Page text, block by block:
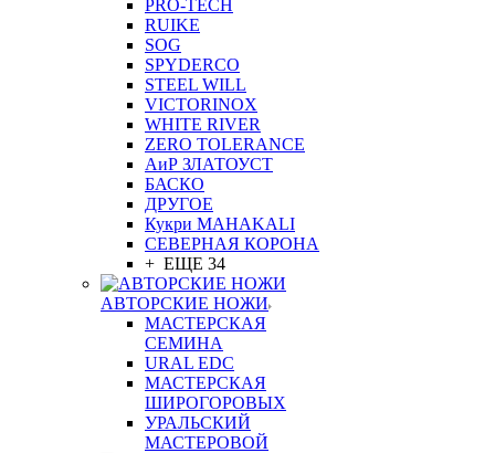
PRO-TECH
RUIKE
SOG
SPYDERCO
STEEL WILL
VICTORINOX
WHITE RIVER
ZERO TOLERANCE
АиР ЗЛАТОУСТ
БАСКО
ДРУГОЕ
Кукри MAHAKALI
СЕВЕРНАЯ КОРОНА
+ ЕЩЕ 34
АВТОРСКИЕ НОЖИ
МАСТЕРСКАЯ
СЕМИНА
URAL EDC
МАСТЕРСКАЯ
ШИРОГОРОВЫХ
УРАЛЬСКИЙ
МАСТЕРОВОЙ